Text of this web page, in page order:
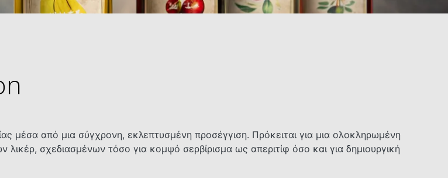
μέσα από μια σύγχρονη, εκλεπτυσμένη προσέγγιση. Πρόκειται για μια ολοκληρωμένη
σχεδιασμένων τόσο για κομψό σερβίρισμα ως απεριτίφ όσο και για δημιουργική